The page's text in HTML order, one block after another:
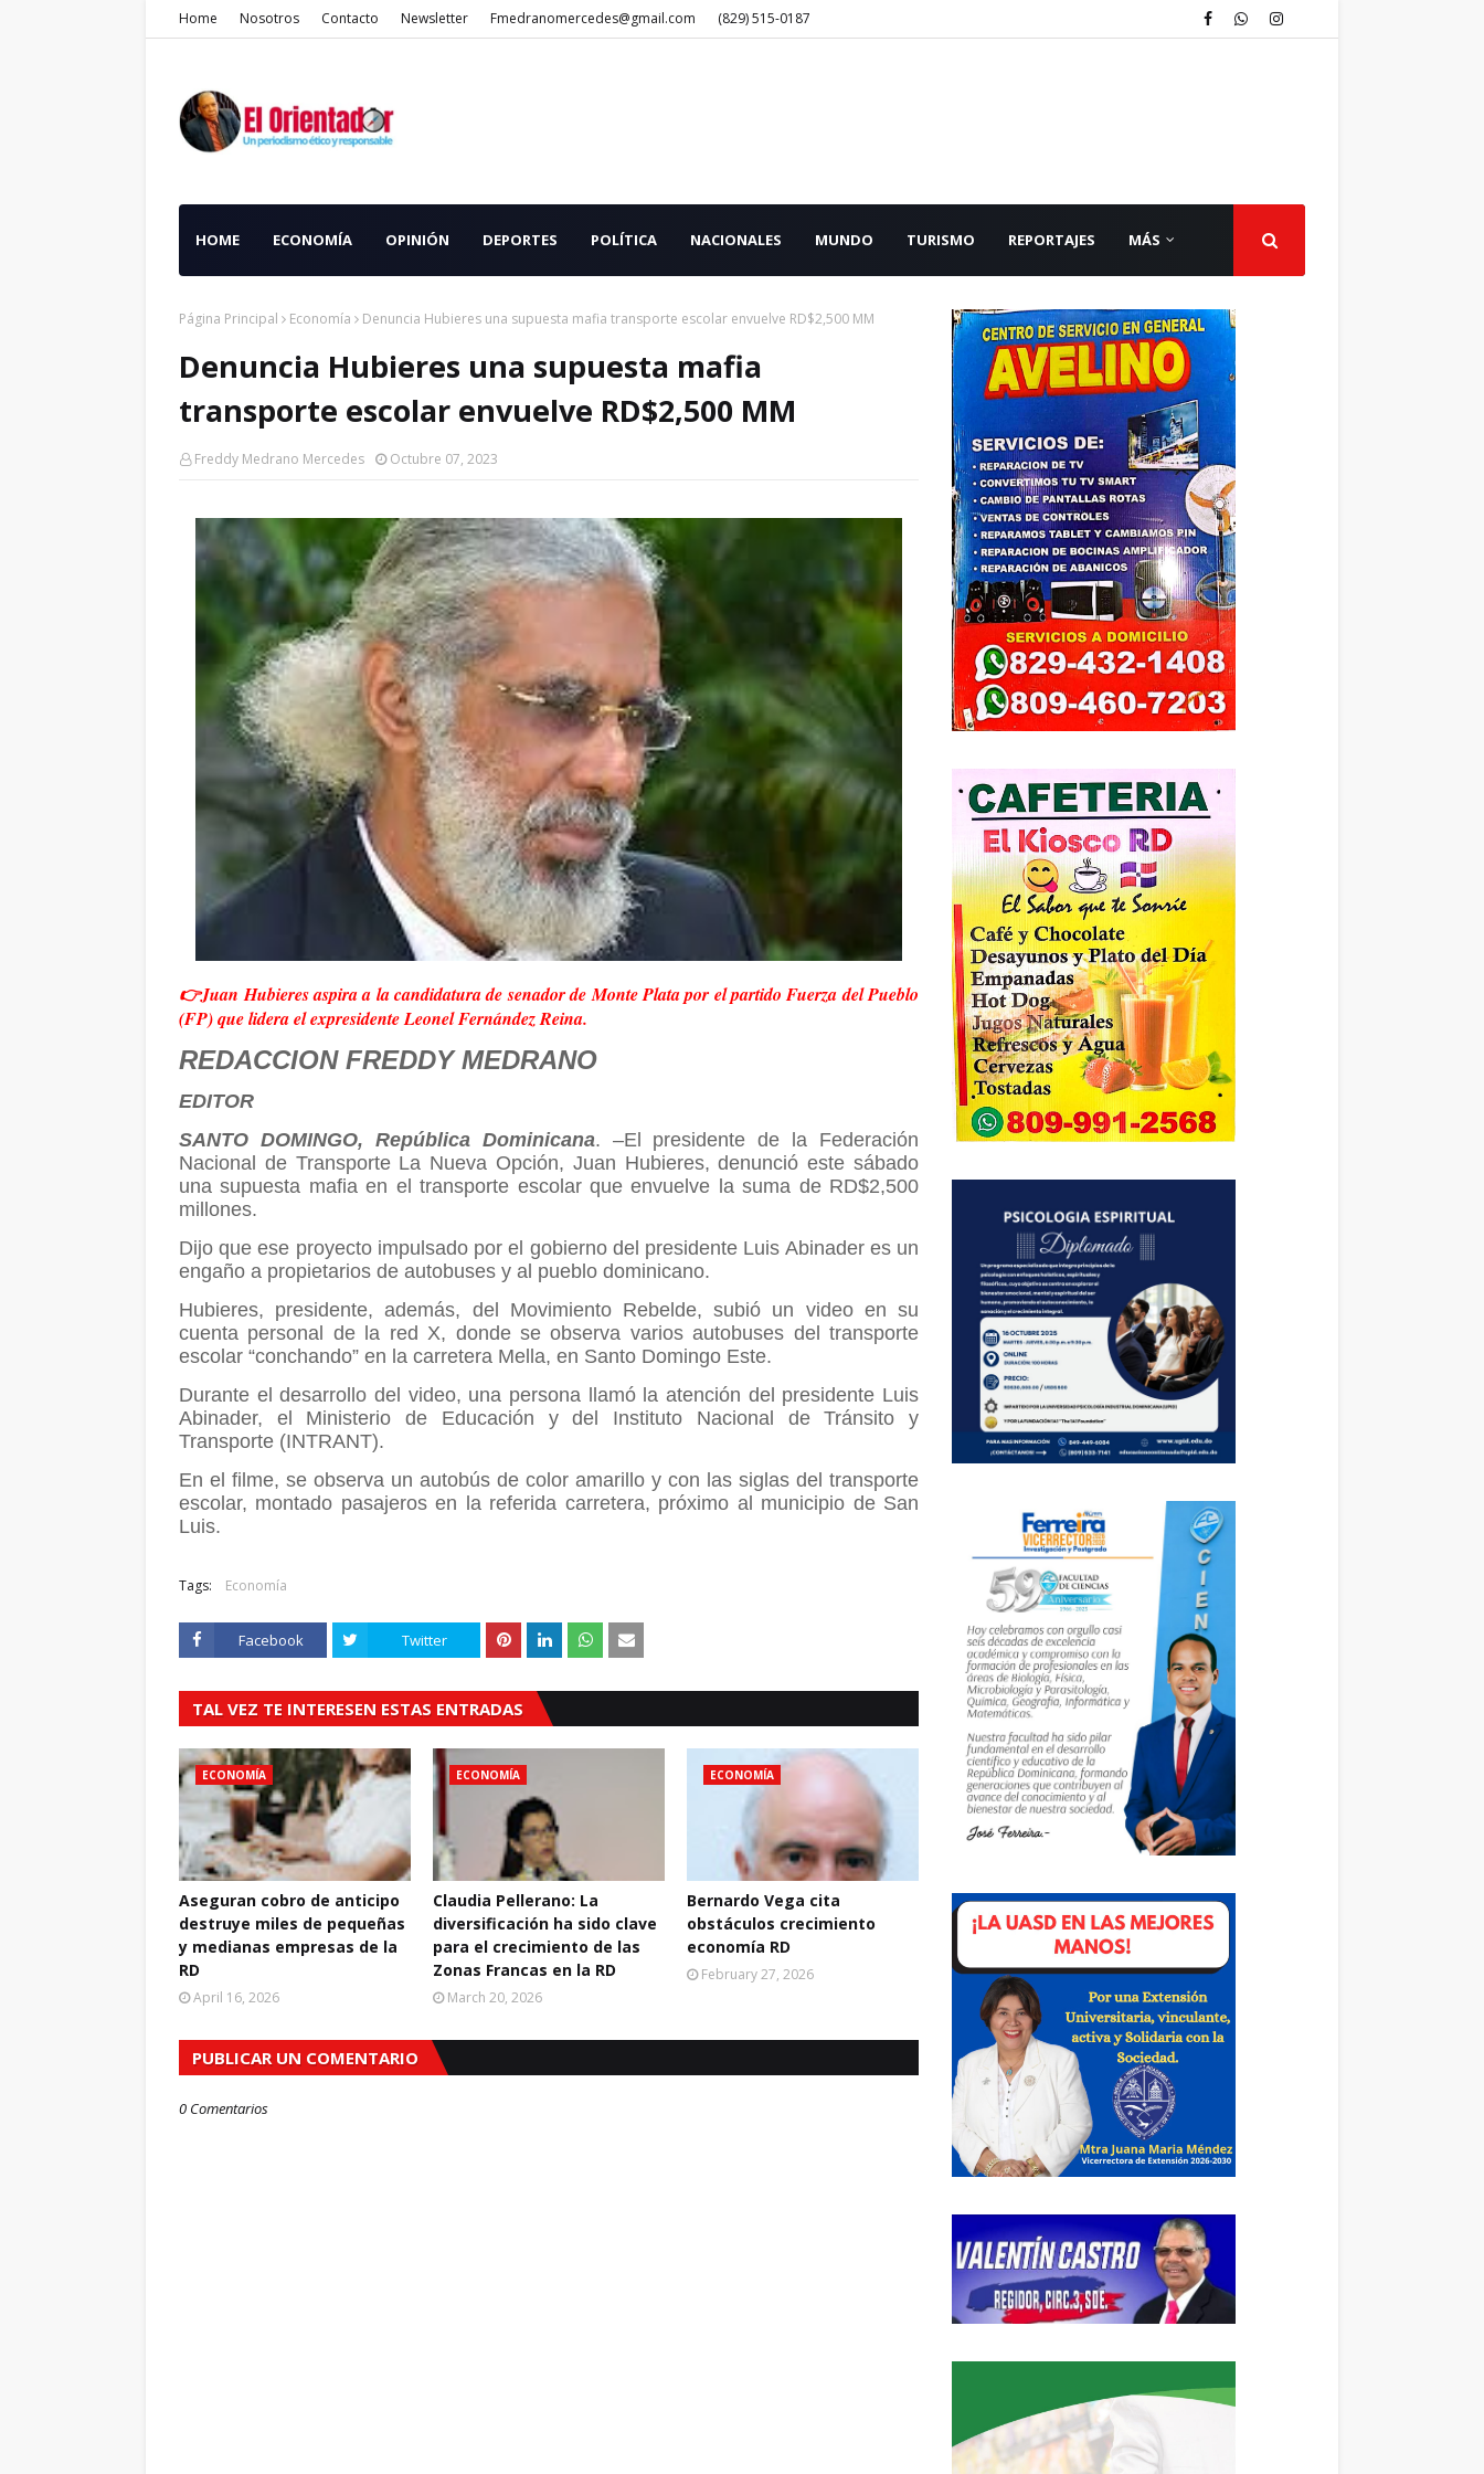
Home Nosotros Contacto Newsletter Fmedranomercedes@gmail.com (829) 515-0187
HOME ECONOMÍA OPINIÓN DEPORTES POLÍTICA NACIONALES MUNDO TURISMO REPORTAJES MÁS
Página Principal Economía Denuncia Hubieres una supuesta mafia transporte escolar envuelve RD$2,500 MM
Denuncia Hubieres una supuesta mafia
transporte escolar envuelve RD$2,500 MM
Freddy Medrano Mercedes Octubre 07, 2023
👉Juan Hubieres aspira a la candidatura de senador de Monte Plata por el partido Fuerza del Pueblo
(FP) que lidera el expresidente Leonel Fernández Reina.
REDACCION FREDDY MEDRANO
EDITOR
SANTO DOMINGO, República Dominicana. –El presidente de la Federación
Nacional de Transporte La Nueva Opción, Juan Hubieres, denunció este sábado
una supuesta mafia en el transporte escolar que envuelve la suma de RD$2,500
millones.
Dijo que ese proyecto impulsado por el gobierno del presidente Luis Abinader es un
engaño a propietarios de autobuses y al pueblo dominicano.
Hubieres, presidente, además, del Movimiento Rebelde, subió un video en su
cuenta personal de la red X, donde se observa varios autobuses del transporte
escolar “conchando” en la carretera Mella, en Santo Domingo Este.
Durante el desarrollo del video, una persona llamó la atención del presidente Luis
Abinader, el Ministerio de Educación y del Instituto Nacional de Tránsito y
Transporte (INTRANT).
En el filme, se observa un autobús de color amarillo y con las siglas del transporte
escolar, montado pasajeros en la referida carretera, próximo al municipio de San
Luis.
Tags: Economía
Facebook Twitter
TAL VEZ TE INTERESEN ESTAS ENTRADAS
ECONOMÍA
Aseguran cobro de anticipo
destruye miles de pequeñas
y medianas empresas de la
RD
April 16, 2026
ECONOMÍA
Claudia Pellerano: La
diversificación ha sido clave
para el crecimiento de las
Zonas Francas en la RD
March 20, 2026
ECONOMÍA
Bernardo Vega cita
obstáculos crecimiento
economía RD
February 27, 2026
PUBLICAR UN COMENTARIO
0 Comentarios